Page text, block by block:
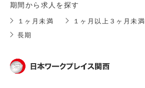
期間から求人を探す
１ヶ月未満 １ヶ月以上３ヶ月未満
長期